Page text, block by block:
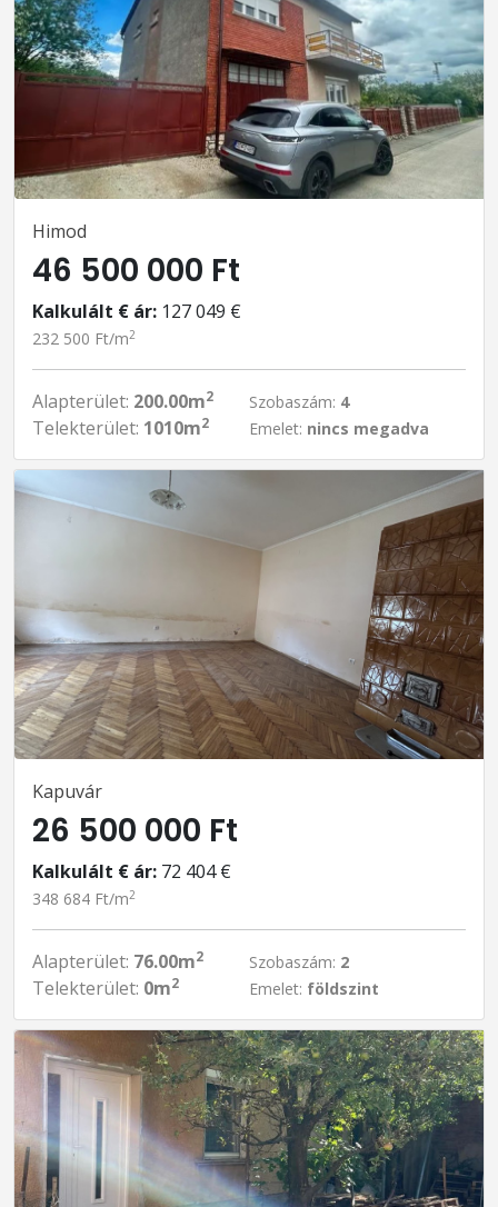
Himod
46 500 000 Ft
Kalkulált € ár: 127 049 €
232 500 Ft/m2
Alapterület: 200.00m2
Telekterület: 1010m2
Szobaszám: 4
Emelet: nincs megadva
Kapuvár
26 500 000 Ft
Kalkulált € ár: 72 404 €
348 684 Ft/m2
Alapterület: 76.00m2
Telekterület: 0m2
Szobaszám: 2
Emelet: földszint